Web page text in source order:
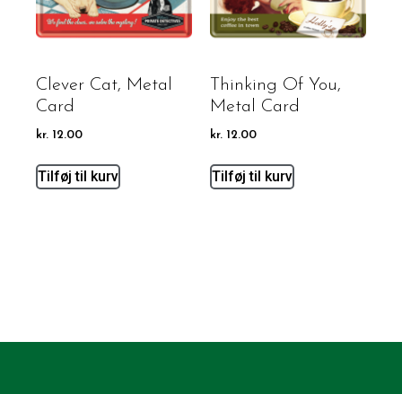
Clever Cat, Metal
Card
kr. 12.00
Tilføj til kurv
Thinking Of You,
Metal Card
kr. 12.00
Tilføj til kurv